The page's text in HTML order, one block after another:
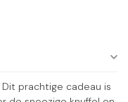
prachtige cadeau is